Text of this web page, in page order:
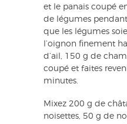
et le panais coupé
de légumes
que les légumes
l’oignon finement
d’ail, 150 g de
coupé et faites
minutes.
Mixez 200 g de
noisettes, 50 g de